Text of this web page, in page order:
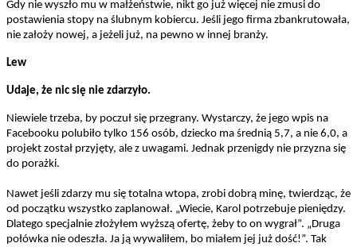
Gdy nie wyszło mu w małżeństwie, nikt go już więcej nie zmusi do
postawienia stopy na ślubnym kobiercu. Jeśli jego firma zbankrutowała,
nie założy nowej, a jeżeli już, na pewno w innej branży.
Lew
Udaje, że nic się nie zdarzyło.
Niewiele trzeba, by poczuł się przegrany. Wystarczy, że jego wpis na
Facebooku polubiło tylko 156 osób, dziecko ma średnią 5,7, a nie 6,0, a
projekt został przyjęty, ale z uwagami. Jednak przenigdy nie przyzna się
do porażki.
Nawet jeśli zdarzy mu się totalna wtopa, zrobi dobrą minę, twierdząc, że
od początku wszystko zaplanował. „Wiecie, Karol potrzebuje pieniędzy.
Dlatego specjalnie złożyłem wyższą ofertę, żeby to on wygrał”. „Druga
połówka nie odeszła. Ja ją wywaliłem, bo miałem jej już dość!”. Tak